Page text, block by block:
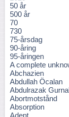
50 år
500 år
70
730
75-årsdag
90-åring
95-åringen
A complete
Abchazien
Abdullah Öcalan
Abdulrazak
Abortmotstånd
Absorption
Adept